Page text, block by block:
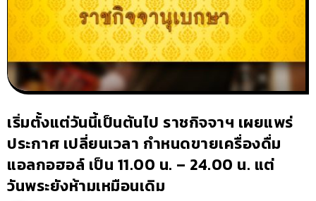
เริ่มตั้งแต่วันนี้เป็นต้นไป ราชกิจจาฯ เผยแพร่
ประกาศ เปลี่ยนเวลา กำหนดขายเครื่องดื่ม
แอลกอฮอล์ เป็น 11.00 น. – 24.00 น. แต่
วันพระยังห้ามเหมือนเดิม